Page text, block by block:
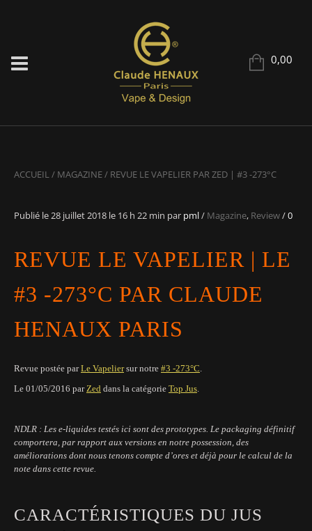
0,00
ACCUEIL/ MAGAZINE/ REVUE LE VAPELIER PAR ZED | #3 -273°C
Publié le28 juillet 2018 le 16 h 22 min par pml/ Magazine, Review/0
REVUE LE VAPELIER | LE
#3 -273°C PAR CLAUDE
HENAUX PARIS
Revue postée parLe Vapeliersur notre #3 -273°C.
Le 01/05/2016 parZed dans la catégorie Top Jus.
NDLR : Les e-liquides testés ici sont des prototypes. Le packaging définitif
comportera, par rapport aux versions en notre possession, des
améliorations dont nous tenons compte d’ores et déjà pour le calcul de la
note dans cette revue.
CARACTÉRISTIQUES DU JUS